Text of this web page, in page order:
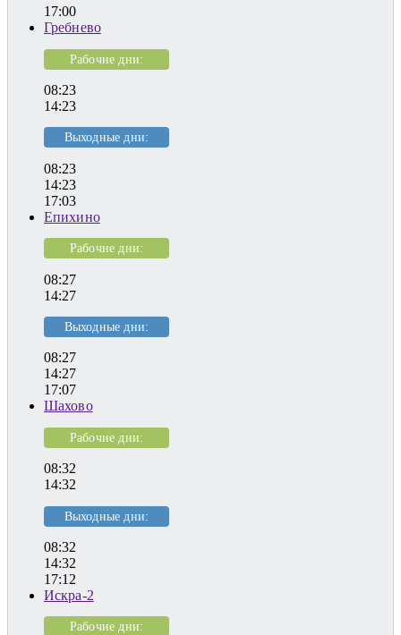
17:00
Гребнево
Рабочие дни:
08:23
14:23
Выходные дни:
08:23
14:23
17:03
Епихино
Рабочие дни:
08:27
14:27
Выходные дни:
08:27
14:27
17:07
Шахово
Рабочие дни:
08:32
14:32
Выходные дни:
08:32
14:32
17:12
Искра-2
Рабочие дни: